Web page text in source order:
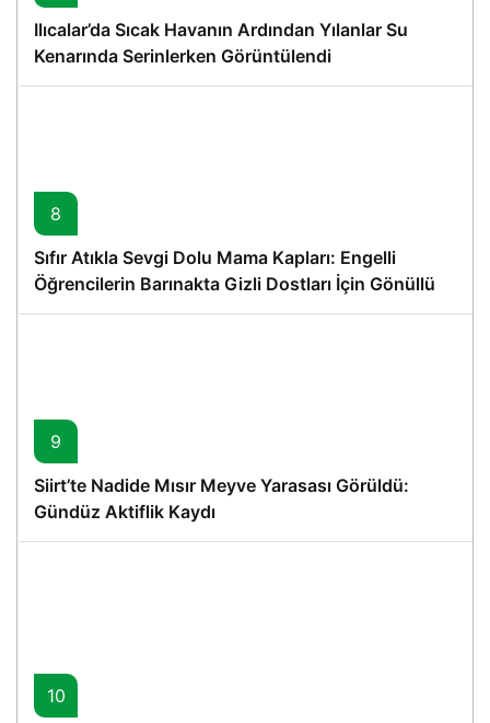
Ilıcalar’da Sıcak Havanın Ardından Yılanlar Su
Kenarında Serinlerken Görüntülendi
8
Sıfır Atıkla Sevgi Dolu Mama Kapları: Engelli
Öğrencilerin Barınakta Gizli Dostları İçin Gönüllü
Proje
9
Siirt’te Nadide Mısır Meyve Yarasası Görüldü:
Gündüz Aktiflik Kaydı
10